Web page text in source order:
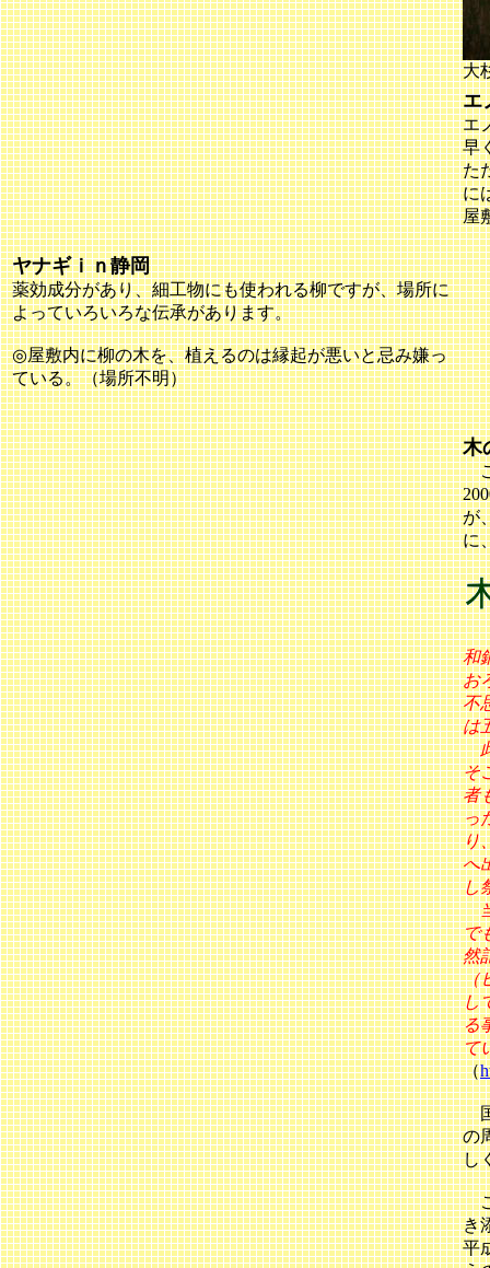
大
エ
エ
早
た
に
屋
ヤナギｉｎ静岡
薬効成分があり、細工物にも使われる柳ですが、場所に
よっていろいろな伝承があります。
◎屋敷内に柳の木を、植えるのは縁起が悪いと忌み嫌っ
ている。（場所不明）
木
ご
が
に
和
お
不
は
此
そ
者
っ
り
へ
し
当
で
然
（
し
る
て
（
国
の
し
こ
き
平